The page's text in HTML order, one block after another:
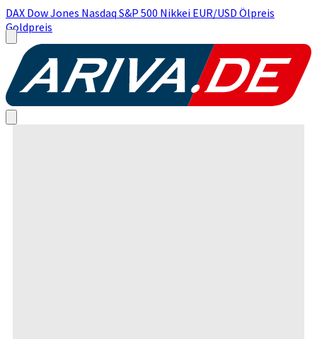
DAX Dow Jones Nasdaq S&P 500 Nikkei EUR/USD Ölpreis
Goldpreis